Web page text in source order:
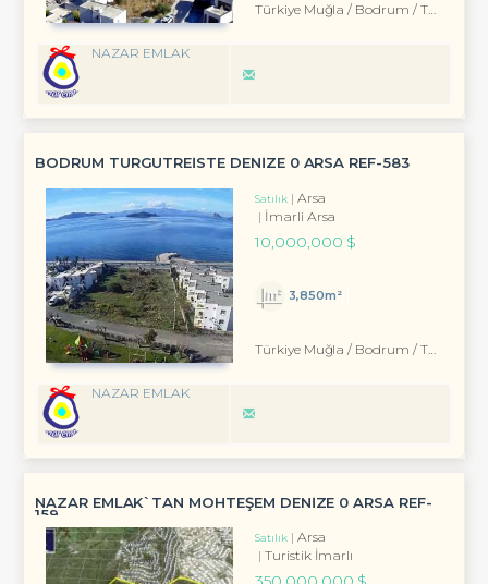
Türkiye Muğla / Bodrum / Turgutreis
NAZAR EMLAK
BODRUM TURGUTREİSTE DENİZE 0 ARSA REF-583
Satılık
Arsa
İmarli Arsa
10,000,000 $
3,850m²
Türkiye Muğla / Bodrum / Turgutreis
NAZAR EMLAK
NAZAR EMLAK`TAN MOHTEŞEM DENİZE 0 ARSA REF-
159
Satılık
Arsa
Turistik İmarlı